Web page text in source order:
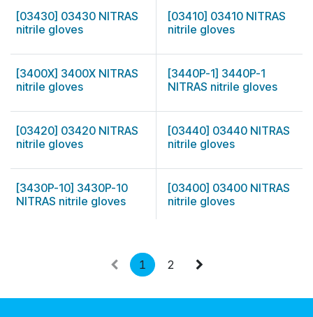
[03430] 03430 NITRAS
nitrile gloves
[03410] 03410 NITRAS
nitrile gloves
[3400X] 3400X NITRAS
nitrile gloves
[3440P-1] 3440P-1
NITRAS nitrile gloves
[03420] 03420 NITRAS
nitrile gloves
[03440] 03440 NITRAS
nitrile gloves
[3430P-10] 3430P-10
NITRAS nitrile gloves
[03400] 03400 NITRAS
nitrile gloves
1 2